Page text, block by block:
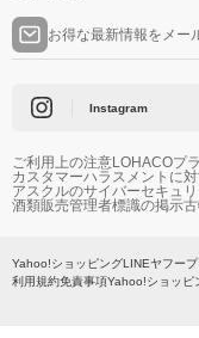
お得な最新情報をメー
Instagram
ご利用上の注意LOHACOプ
カスタマーハラスメントに
アスクルのサイバーセキュリ
酒類販売管理者標識の掲示
Yahoo!ショッピングLINEヤフー
利用規約免責事項Yahoo!ショッピ